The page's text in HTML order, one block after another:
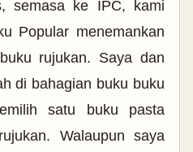
semasa ke IPC, kami
Popular menemankan
rujukan. Saya dan
di bahagian buku buku
satu buku pasta
Walaupun saya